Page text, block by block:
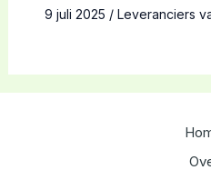
9 juli 2025 / Leveranciers